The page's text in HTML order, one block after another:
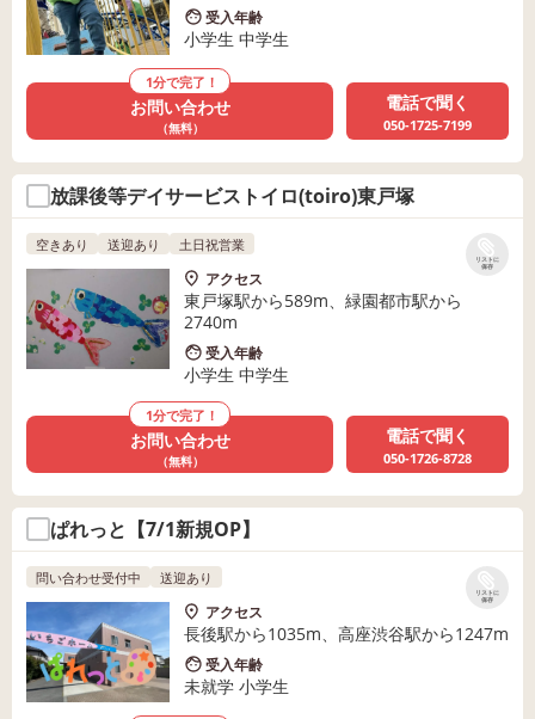
受入年齢
小学生 中学生
1分で完了！
お問い合わせ
（無料）
電話で聞く
050-1725-7199
放課後等デイサービストイロ(toiro)東戸塚
リストに
保存
空きあり 送迎あり 土日祝営業
アクセス
東戸塚駅から589m、緑園都市駅から
2740m
受入年齢
小学生 中学生
1分で完了！
お問い合わせ
（無料）
電話で聞く
050-1726-8728
ぱれっと【7/1新規OP】
リストに
保存
問い合わせ受付中 送迎あり
アクセス
長後駅から1035m、高座渋谷駅から1247m
受入年齢
未就学 小学生